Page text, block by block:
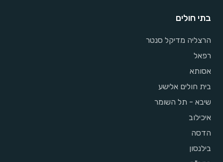
בתי חולים
הרצליה מדיקל סנטר
רפאל
אסותא
בית חולים אלישע
שיבא - תל השומר
איכילוב
הדסה
בילנסון